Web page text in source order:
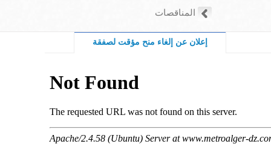
المناقصات
إعلان عن إلغاء منح مؤقت لصفقة